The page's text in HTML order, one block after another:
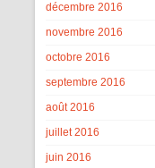
décembre 2016
novembre 2016
octobre 2016
septembre 2016
août 2016
juillet 2016
juin 2016